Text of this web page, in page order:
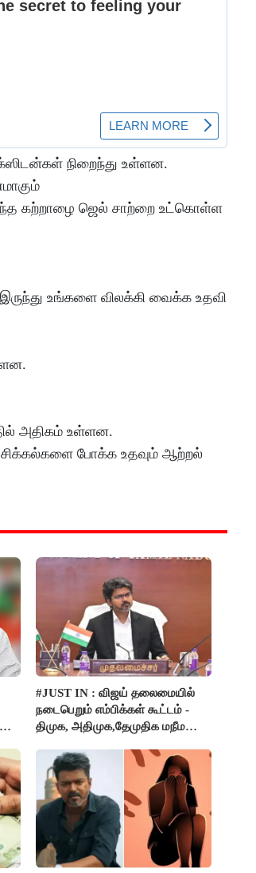
நிறைந்து உள்ளன.
கற்றாழை ஜெல் சாற்றை உட்கொள்ள
உங்களை விலக்கி வைக்க உதவி
அதிகம் உள்ளன.
சிக்கல்களை போக்க உதவும் ஆற்றல்
#JUST IN : விஜய் தலைமையில்
நடைபெறும் எம்பிக்கள் கூட்டம் -
திமுக, அதிமுக,தேமுதிக மநீம